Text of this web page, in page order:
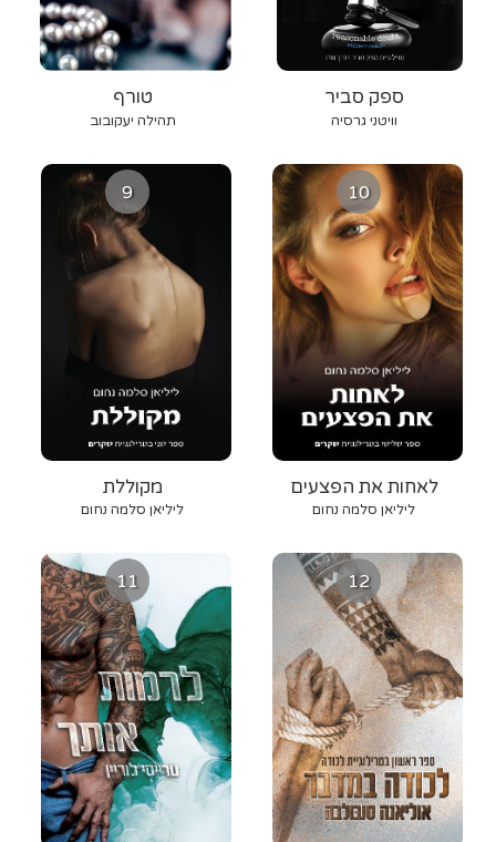
טורף
תהילה יעקובוב
ספק סביר
וויטני גרסיה
9
מקוללת
ליליאן סלמה נחום
10
לאחות את הפצעים
ליליאן סלמה נחום
11 12